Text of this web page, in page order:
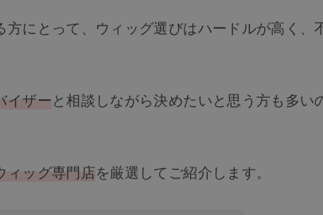
にとって、ウィッグ選びはハードルが高く、
イザーと相談しながら決めたいと思う方も多い
ィッグ専門店を厳選してご紹介します。